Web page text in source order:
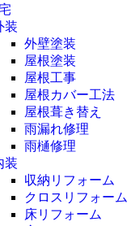
装
外壁塗装
屋根塗装
屋根工事
屋根カバー工法
屋根葺き替え
雨漏れ修理
雨樋修理
装
収納リフォーム
クロスリフォーム
床リフォーム